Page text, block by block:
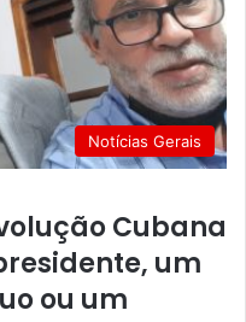
Notícias Gerais
Cubana
um
ou um